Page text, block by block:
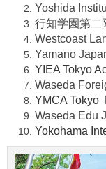
Yoshida
行知学園第二
Westcoast
Yamano
YIEA Tokyo
Waseda
YMCA Tokyo
Waseda Edu
Yokohama